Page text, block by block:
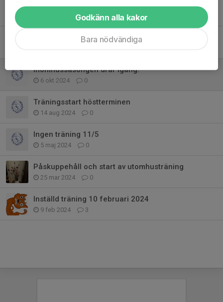
Täby vinterspel anmälan öppen
13 dec 2024 0
Instruktioner för bingolotter
Inomhussäsongen drar igång!
6 okt 2024 0
Träningsstart höstterminen
14 aug 2024 0
Ingen träning 11/5
5 maj 2024 0
Påskuppehåll och start av utomhusträning
25 mar 2024 0
Inställd träning 10 februari 2024
9 feb 2024 3
Godkänn alla kakor
Bara nödvändiga